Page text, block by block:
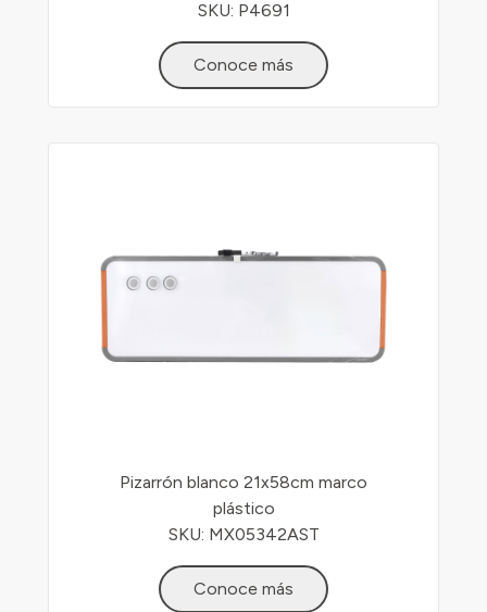
SKU: P4691
Conoce más
Pizarrón blanco 21x58cm marco
plástico
SKU: MX05342AST
Conoce más